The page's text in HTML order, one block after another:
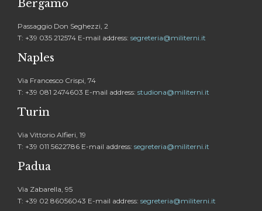
Bergamo
Passaggio Don Seghezzi, 2
T: +39 035 212574 E-mail address: segreteria@militerni.it
Naples
Via Francesco Crispi, 74
T: +39 081 2474603 E-mail address: studiona@militerni.it
Turin
Via Vittorio Alfieri, 19
T: +39 011 5622786 E-mail address: segreteria@militerni.it
Padua
Via Zabarella, 95
T: +39 02 86056043 E-mail address: segreteria@militerni.it